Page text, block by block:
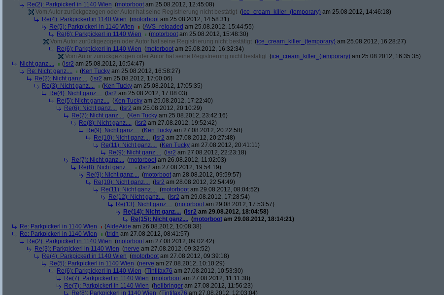
Re(2): Parkpickerl in 1140 Wien (motorboot am 25.08.2012, 12:45:08)
Vom Autor zurückgezogen oder Autor hat seine Registrierung nicht bestätigt (ice_cream_killer_(temporary) am 25.08.2012, 14:46:18)
Re(4): Parkpickerl in 1140 Wien (motorboot am 25.08.2012, 14:58:31)
Re(5): Parkpickerl in 1140 Wien
(AVS_reloaded am 25.08.2012, 15:44:55)
Re(6): Parkpickerl in 1140 Wien
(motorboot am 25.08.2012, 15:48:30)
Vom Autor zurückgezogen oder Autor hat seine Registrierung nicht bestätigt (ice_cream_killer_(temporary) am 25.08.2012, 16:28:27)
Re(6): Parkpickerl in 1140 Wien (motorboot am 25.08.2012, 16:32:34)
Vom Autor zurückgezogen oder Autor hat seine Registrierung nicht bestätigt (ice_cream_killer_(temporary) am 25.08.2012, 16:35:35)
Nicht ganz....
( lsr2 am 25.08.2012, 16:54:47)
Re: Nicht ganz....
(Ken Tucky am 25.08.2012, 16:58:27)
Re(2): Nicht ganz.... ( lsr2 am 25.08.2012, 17:00:06)
Re(3): Nicht ganz....
(Ken Tucky am 25.08.2012, 17:05:35)
Re(4): Nicht ganz.... ( lsr2 am 25.08.2012, 17:08:03)
Re(5): Nicht ganz.... (Ken Tucky am 25.08.2012, 17:22:40)
Re(6): Nicht ganz.... ( lsr2 am 25.08.2012, 20:10:29)
Re(7): Nicht ganz.... (Ken Tucky am 25.08.2012, 23:42:16)
Re(8): Nicht ganz.... ( lsr2 am 27.08.2012, 19:52:42)
Re(9): Nicht ganz.... (Ken Tucky am 27.08.2012, 20:22:58)
Re(10): Nicht ganz.... ( lsr2 am 27.08.2012, 20:27:48)
Re(11): Nicht ganz.... (Ken Tucky am 27.08.2012, 20:41:11)
Re(9): Nicht ganz.... ( lsr2 am 27.08.2012, 22:23:18)
Re(7): Nicht ganz.... (motorboot am 26.08.2012, 11:02:03)
Re(8): Nicht ganz....
( lsr2 am 27.08.2012, 19:54:19)
Re(9): Nicht ganz.... (motorboot am 28.08.2012, 09:59:57)
Re(10): Nicht ganz.... ( lsr2 am 28.08.2012, 22:54:49)
Re(11): Nicht ganz.... (motorboot am 29.08.2012, 08:04:52)
Re(12): Nicht ganz.... ( lsr2 am 29.08.2012, 17:28:54)
Re(13): Nicht ganz.... (motorboot am 29.08.2012, 17:53:57)
Re(14): Nicht ganz.... ( lsr2 am 29.08.2012, 18:04:58)
Re(15): Nicht ganz.... (motorboot am 29.08.2012, 18:14:21)
Re: Parkpickerl in 1140 Wien
(AideAide am 26.08.2012, 10:08:38)
Re: Parkpickerl in 1140 Wien
(tridh am 27.08.2012, 08:41:57)
Re(2): Parkpickerl in 1140 Wien (motorboot am 27.08.2012, 09:02:42)
Re(3): Parkpickerl in 1140 Wien (nerve am 27.08.2012, 09:32:52)
Re(4): Parkpickerl in 1140 Wien (motorboot am 27.08.2012, 09:39:18)
Re(5): Parkpickerl in 1140 Wien (nerve am 27.08.2012, 10:10:29)
Re(6): Parkpickerl in 1140 Wien (Tintifax76 am 27.08.2012, 10:53:30)
Re(7): Parkpickerl in 1140 Wien (motorboot am 27.08.2012, 11:11:38)
Re(7): Parkpickerl in 1140 Wien (hellbringer am 27.08.2012, 11:56:23)
Re(8): Parkpickerl in 1140 Wien (Tintifax76 am 27.08.2012, 12:03:04)